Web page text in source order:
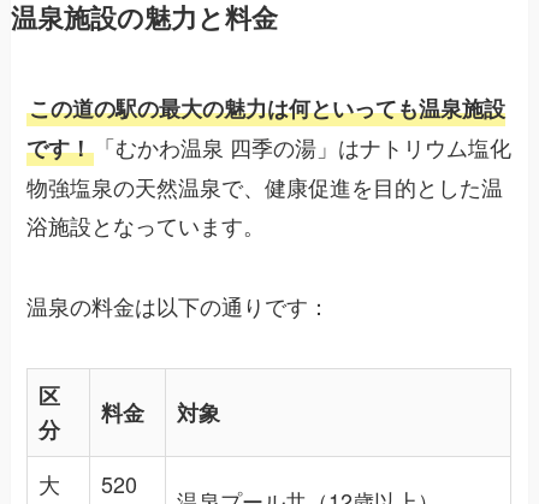
温泉施設の魅力と料金
この道の駅の最大の魅力は何といっても温泉施設
です！ 「むかわ温泉 四季の湯」はナトリウム塩化
物強塩泉の天然温泉で、健康促進を目的とした温
浴施設となっています。
温泉の料金は以下の通りです：
区
分
料金 対象
大
520